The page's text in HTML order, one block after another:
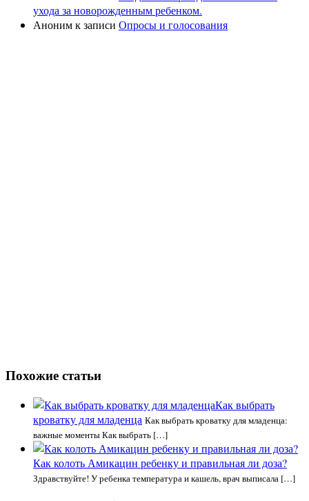
ухода за новорожденным ребенком.
Анонимк записи Опросы и голосования
Похожие статьи
Как выбрать
кроватку для младенца Как выбрать кроватку для младенца:
важные моменты Как выбрать […]
Как колоть Амикацин ребенку и правильная ли доза?
Здравствуйте! У ребенка температура и кашель, врач выписала […]